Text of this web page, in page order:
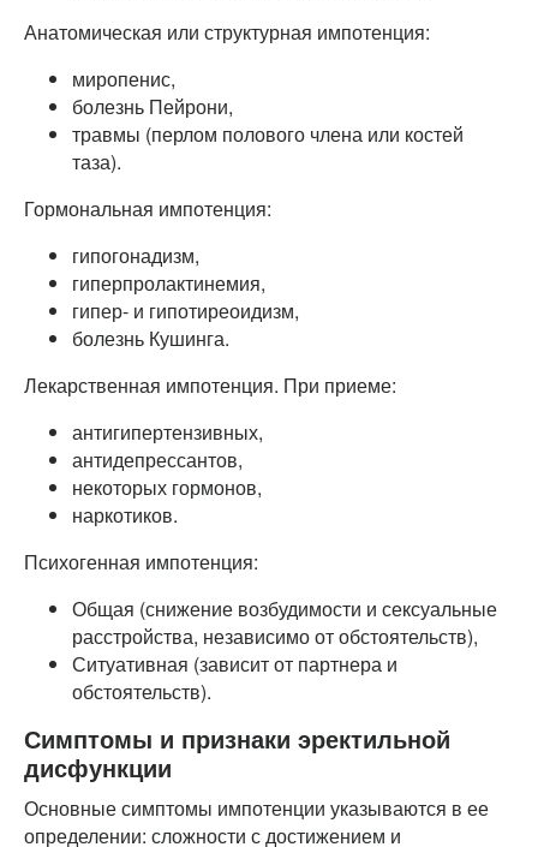
Анатомическая или структурная импотенция:
миропенис,
болезнь Пейрони,
травмы (перлом полового члена или костей
таза).
Гормональная импотенция:
гипогонадизм,
гиперпролактинемия,
гипер- и гипотиреоидизм,
болезнь Кушинга.
Лекарственная импотенция. При приеме:
антигипертензивных,
антидепрессантов,
некоторых гормонов,
наркотиков.
Психогенная импотенция:
Общая (снижение возбудимости и сексуальные
расстройства, независимо от обстоятельств),
Ситуативная (зависит от партнера и
обстоятельств).
Симптомы и признаки эректильной
дисфункции
Основные симптомы импотенции указываются в ее
определении: сложности с достижением и